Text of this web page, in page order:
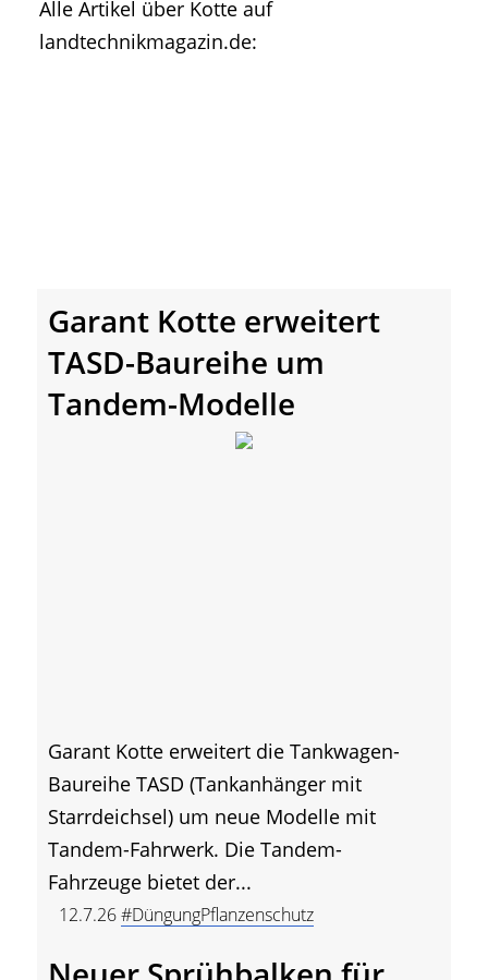
• Geschichte und Geschichten
• Messen und Veranstaltungen
Alle Artikel über Kotte auf
landtechnikmagazin.de:
Garant Kotte erweitert
TASD-Baureihe um
Tandem-Modelle
Garant Kotte erweitert die Tankwagen-
Baureihe TASD (Tankanhänger mit
Starrdeichsel) um neue Modelle mit
Tandem-Fahrwerk. Die Tandem-
Fahrzeuge bietet der...
12.7.26#DüngungPflanzenschutz